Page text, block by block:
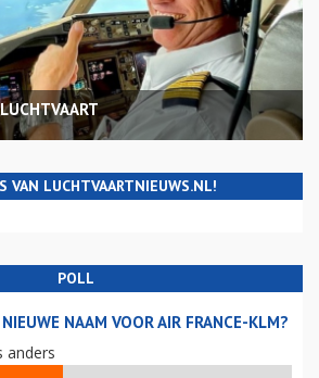
VAN LUCHTVAARTNIEUWS.NL!
POLL
NAAM VOOR AIR FRANCE-KLM?
anders